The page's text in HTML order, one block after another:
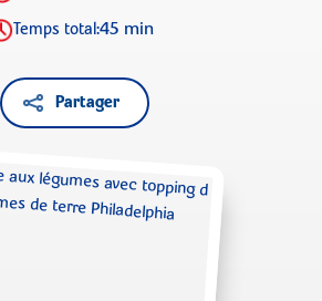
Temps total:45 min
Partager